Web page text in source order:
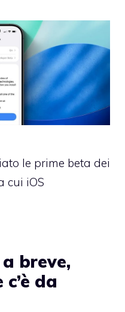
le prime beta dei
cui iOS
breve,
da